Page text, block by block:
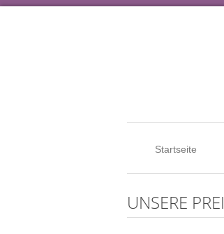
Startseite
UNSERE